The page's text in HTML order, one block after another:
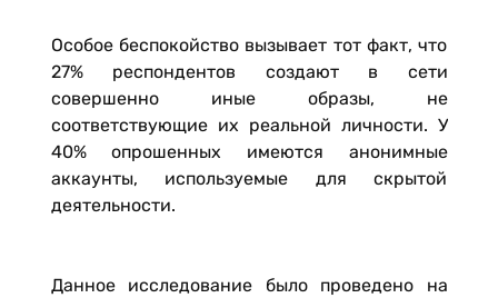
Особое беспокойство вызывает тот факт, что
27% респондентов создают в сети
совершенно иные образы, не
соответствующие их реальной личности. У
40% опрошенных имеются анонимные
аккаунты, используемые для скрытой
деятельности.
Данное исследование было проведено на